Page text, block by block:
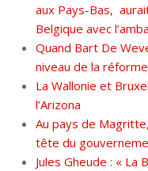
aux Pays-Bas,
Belgique avec
Quand Bart De
niveau de la
La Wallonie et
l’Arizona
Au pays de
tête du
Jules Gheude : «